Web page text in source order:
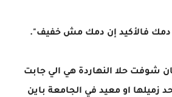
دمك فالأكيد إن دمك مش خفيف".
شوفت حلا النهاردة هي الي جابت
زميلها او معيد في الجامعة باين